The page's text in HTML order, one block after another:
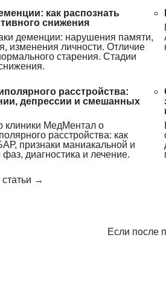
как распознать
снижения
деменции: нарушения памяти,
изменения личности. Отличие
старения. Стадии
расстройства:
депрессии и смешанных
клиники МедМентал о
расстройства: как
признаки маниакальной и
диагностика и лечение.
→
Если после